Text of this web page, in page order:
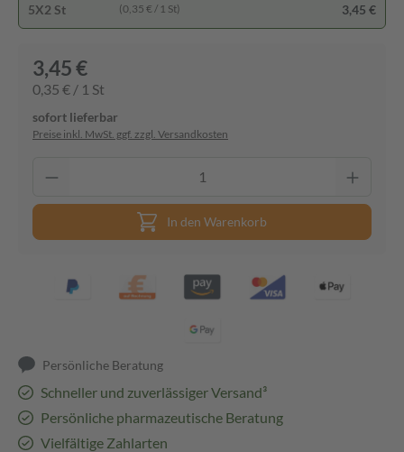
5X2 St (0,35 € / 1 St) 3,45 €
3,45 €
0,35 € / 1 St
sofort lieferbar
Preise inkl. MwSt. ggf. zzgl. Versandkosten
In den Warenkorb
Persönliche Beratung
Schneller und zuverlässiger Versand³
Persönliche pharmazeutische Beratung
Vielfältige Zahlarten